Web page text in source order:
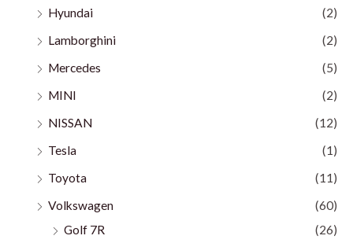
Hyundai
(2)
Lamborghini
(2)
Mercedes
(5)
MINI
(2)
NISSAN
(12)
Tesla
(1)
Toyota
(11)
Volkswagen
(60)
Golf 7R
(26)